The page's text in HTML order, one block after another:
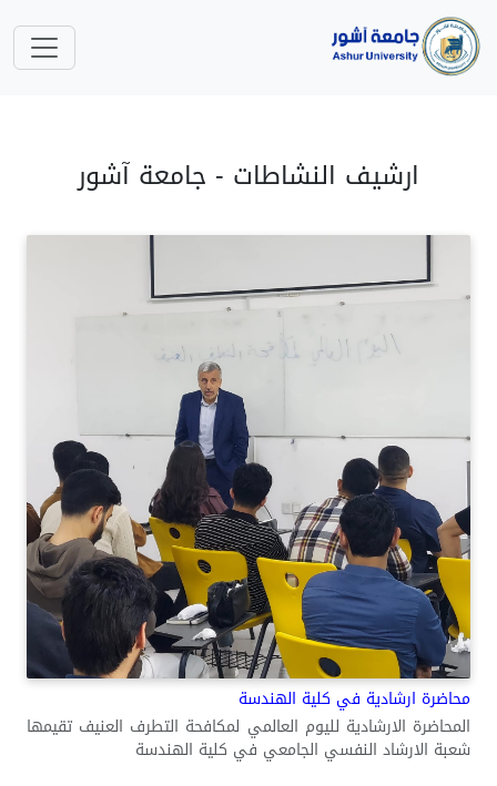
ارشيف النشاطات - جامعة آشور
محاضرة ارشادية في كلية الهندسة
المحاضرة الارشادية لليوم العالمي لمكافحة التطرف العنيف تقيمها
شعبة الارشاد النفسي الجامعي في كلية الهندسة